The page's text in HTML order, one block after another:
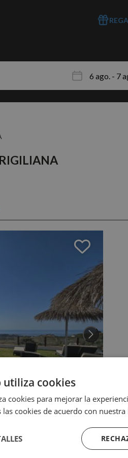
utiliza cookies
cookies para mejorar la
las cookies de acuerdo con nuestra